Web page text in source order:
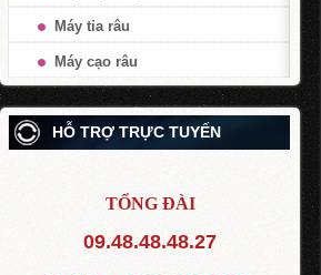
Máy tỉa râu
Máy cạo râu
HỖ TRỢ TRỰC TUYẾN
TỔNG ĐÀI
09.48.48.48.27